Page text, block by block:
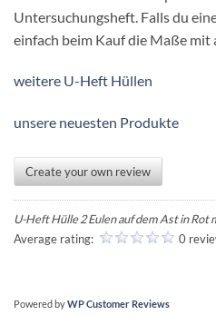
Untersuchungsheft. Falls du
einfach beim Kauf die Maße mit
weitere U-Heft Hüllen
unsere neuesten Produkte
Create your own review
U-Heft Hülle 2 Eulen auf dem Ast in Rot
Average rating:
0
Powered byWP Customer Reviews